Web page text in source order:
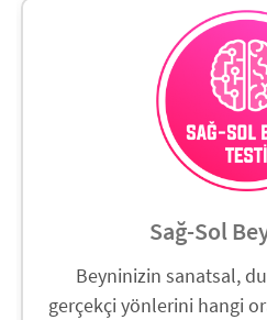
Sağ-Sol
Beyninizin sanatsal,
gerçekçi yönlerini hangi